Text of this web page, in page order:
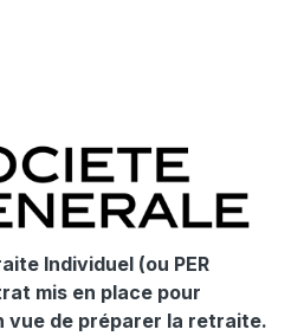
Individuel (ou PER
mis en place pour
de préparer la retraite.